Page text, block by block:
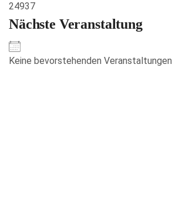
24937
Nächste Veranstaltung
Keine bevorstehenden Veranstaltungen